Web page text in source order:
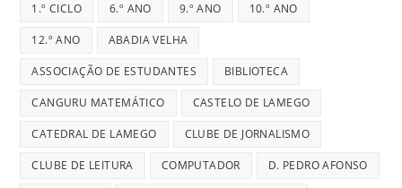
1.º CICLO 6.º ANO 9.º ANO 10.º ANO
12.º ANO ABADIA VELHA
ASSOCIAÇÃO DE ESTUDANTES BIBLIOTECA
CANGURU MATEMÁTICO CASTELO DE LAMEGO
CATEDRAL DE LAMEGO CLUBE DE JORNALISMO
CLUBE DE LEITURA COMPUTADOR D. PEDRO AFONSO